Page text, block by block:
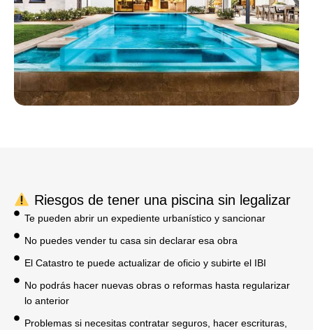
Riesgos de tener una piscina sin legalizar
Te pueden abrir un expediente urbanístico y sancionar
No puedes vender tu casa sin declarar esa obra
El Catastro te puede actualizar de oficio y subirte el IBI
No podrás hacer nuevas obras o reformas hasta regularizar
lo anterior
Problemas si necesitas contratar seguros, hacer escrituras,